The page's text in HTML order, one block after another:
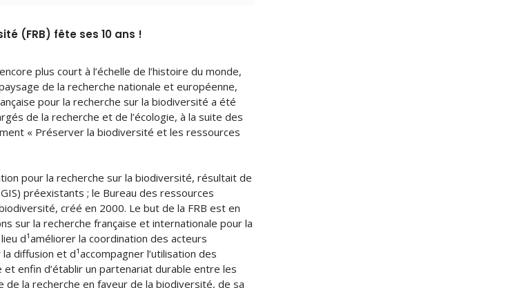
(FRB) fête ses 10 ans !
plus court à l’échelle de l’histoire du monde,
de la recherche nationale et européenne,
pour la recherche sur la biodiversité a été
de la recherche et de l’écologie, à la suite des
« Préserver la biodiversité et les ressources
pour la recherche sur la biodiversité, résultait de
préexistants ; le Bureau des ressources
créé en 2000. Le but de la FRB est en
sur la recherche française et internationale pour la
d¹améliorer la coordination des acteurs
diffusion et d¹accompagner l’utilisation des
enfin d’établir un partenariat durable entre les
la recherche en faveur de la biodiversité, de sa